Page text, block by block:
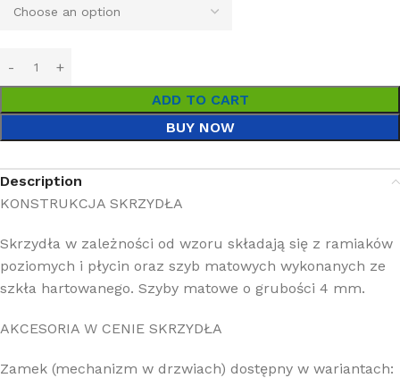
ADD TO CART
BUY NOW
Description
KONSTRUKCJA SKRZYDŁA
Skrzydła w zależności od wzoru składają się z ramiaków
poziomych i płycin oraz szyb matowych wykonanych ze
szkła hartowanego. Szyby matowe o grubości 4 mm.
AKCESORIA W CENIE SKRZYDŁA
Zamek (mechanizm w drzwiach) dostępny w wariantach: